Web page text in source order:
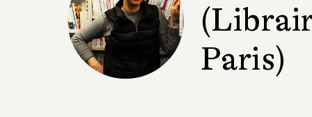
Paris)